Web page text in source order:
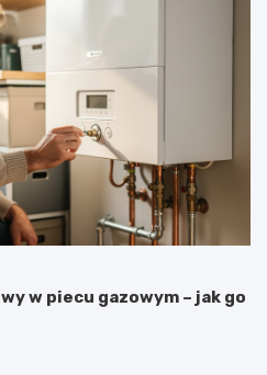
w piecu gazowym – jak go